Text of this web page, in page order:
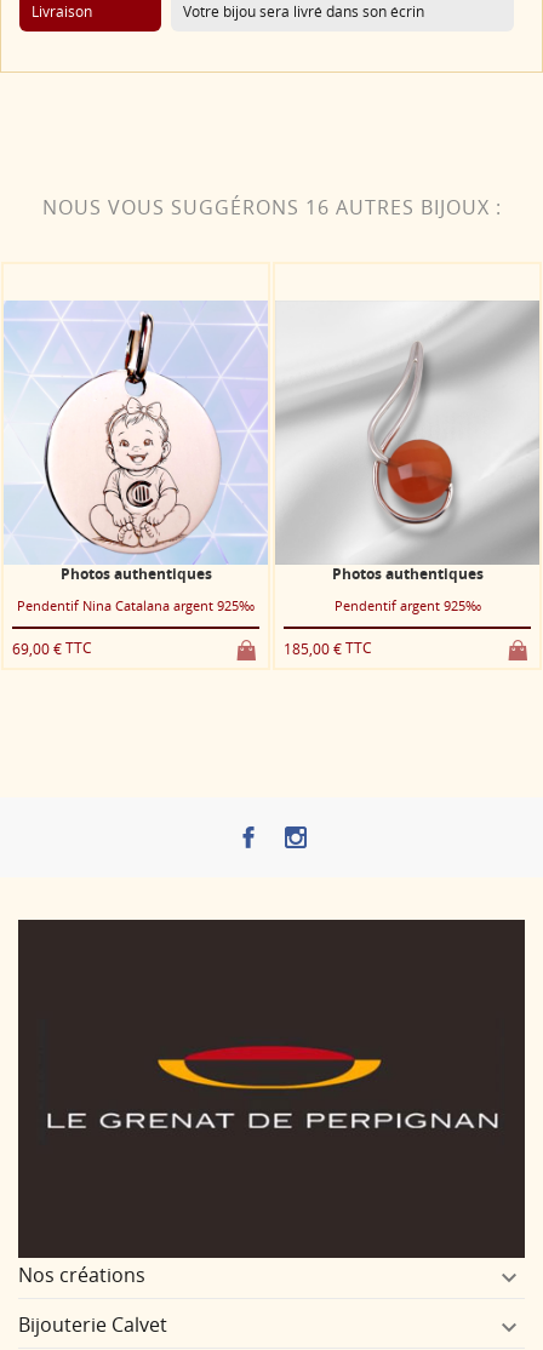
Livraison Votre bijou sera livré dans son écrin
Un bijou qui mêle tradition et bonne humeur, parfait pour illuminer votre
quotidien avec une touche de pep’s !
Vousêtes prêts à craquer pour Patufet ?
NOUS VOUS SUGGÉRONS 16 AUTRES BIJOUX :
Photos authentiques
Pendentif Nina Catalana argent 925‰
69,00 €TTC
Photos authentiques
Pendentif argent 925‰
185,00 €TTC
Nos créations 
Bijouterie Calvet 